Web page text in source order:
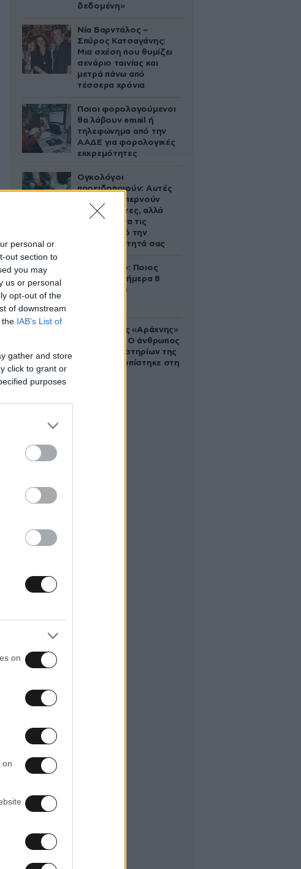
personal or
out section to
you may
us or personal
opt-out of the
of downstream
the IAB’s List of
gather and store
click to grant or
purposes
on
on
δεδομένη»
Νία Βαρντάλος –
Σπύρος Κατσαγάνης:
Μια σχέση που θυμίζει
σενάριο ταινίας και
μετρά πάνω από
τέσσερα χρόνια
Ποιοι φορολογούμενοι
θα λάβουν email ή
τηλεφώνημα από την
ΑΑΔΕ για φορολογικές
εκκρεμότητες
Ογκολόγοι
προειδοποιούν: Αυτές
οι τροφές, περνούν
απαρατήρητες, αλλά
καλό είναι να τις
βγάλετε από την
καθημερινότητά σας
Εορτολόγιο: Ποιος
γιορτάζει σήμερα 8
Αυγούστου
Στα ίχνη της «Αράχνης»
του Άσαντ: Ο άνθρωπος
των βασανιστηρίων της
Συρίας εντοπίστηκε στη